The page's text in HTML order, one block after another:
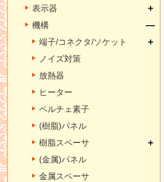
表示器
機構
端子/コネクタ/ソケット
ノイズ対策
放熱器
ヒーター
ペルチェ素子
(樹脂)パネル
樹脂スペーサ
(金属)パネル
金属スペーサ